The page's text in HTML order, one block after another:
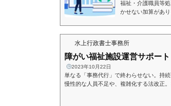
福祉・介護職員等
かせない加算があ
より「福祉・介護
定前は「処遇改善
水上行政書士事務所
障がい福祉施設運営サポート
2023年10月22日
単なる「事務代行」で終わらせない。持
慢性的な人員不足や、複雑化する法改正